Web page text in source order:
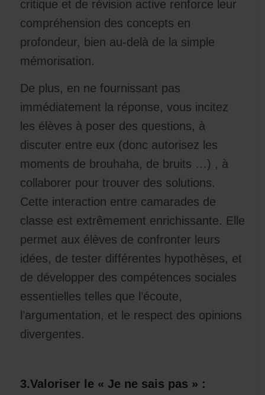
critique et de révision active renforce leur
compréhension des concepts en
profondeur, bien au-delà de la simple
mémorisation.
De plus, en ne fournissant pas
immédiatement la réponse, vous incitez
les élèves à poser des questions, à
discuter entre eux (donc autorisez les
moments de brouhaha, de bruits …) , à
collaborer pour trouver des solutions.
Cette interaction entre camarades de
classe est extrêmement enrichissante. Elle
permet aux élèves de confronter leurs
idées, de tester différentes hypothèses, et
de développer des compétences sociales
essentielles telles que l’écoute,
l’argumentation, et le respect des opinions
divergentes.
3.Valoriser le « Je ne sais pas » :